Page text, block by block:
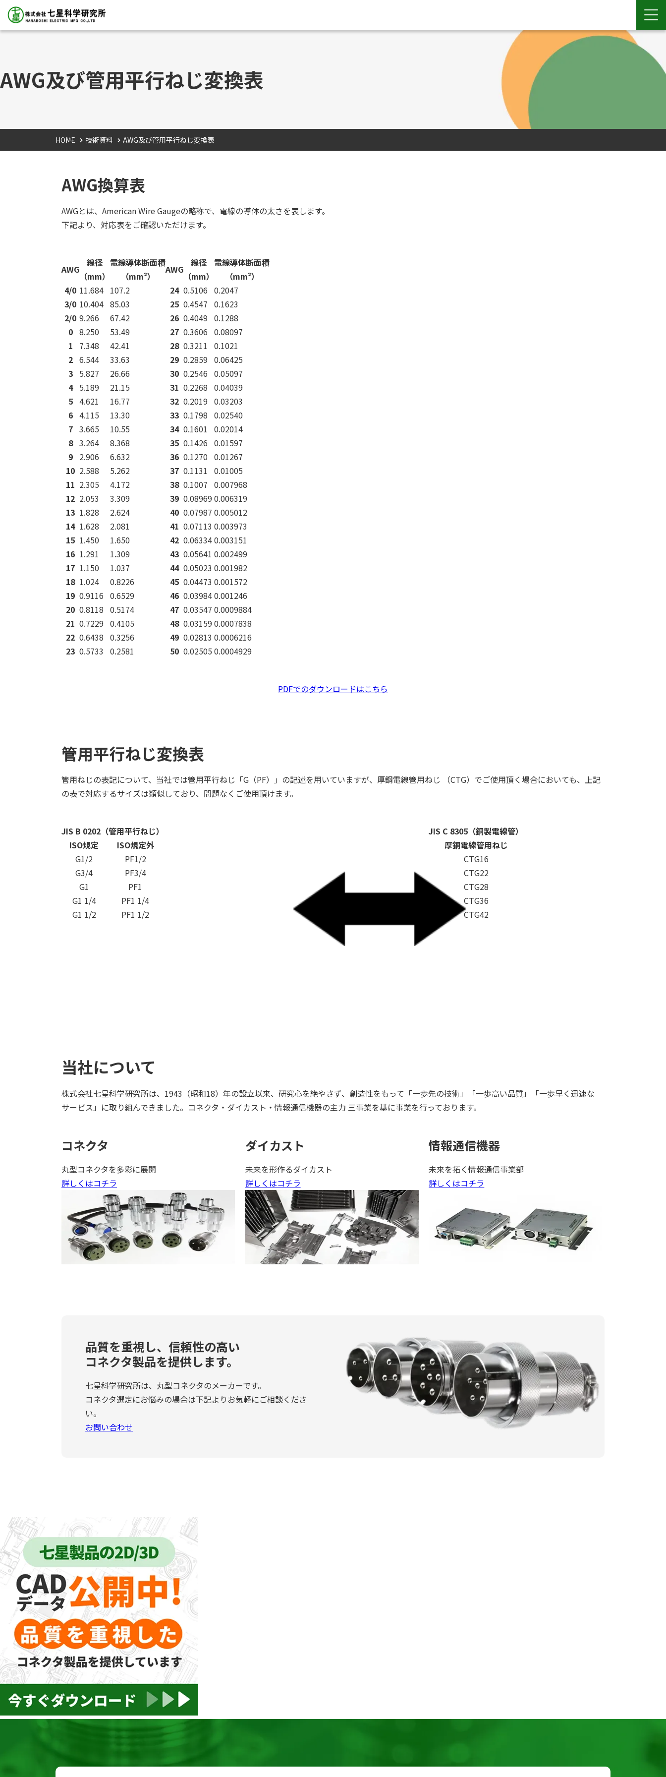
AWG及び管用平行ねじ変換表
HOME 技術資料 AWG及び管用平行ねじ変換表
AWG換算表
AWGとは、American Wire Gaugeの略称で、電線の導体の太さを表します。
下記より、対応表をご確認いただけます。
AWG
線径
（mm）
電線導体断面積
（mm²）
AWG
線径
（mm）
電線導体断面積
（mm²）
4/0 11.684 107.2 24 0.5106 0.2047
3/0 10.404 85.03 25 0.4547 0.1623
2/0 9.266 67.42 26 0.4049 0.1288
0 8.250 53.49 27 0.3606 0.08097
1
7.348 42.41 28 0.3211
0.1021
2 6.544 33.63 29 0.2859 0.06425
3
5.827 26.66 30 0.2546 0.05097
4
5.189 21.15 31 0.2268 0.04039
5 4.621 16.77 32 0.2019 0.03203
6 4.115 13.30 33 0.1798 0.02540
7 3.665 10.55 34 0.1601
0.02014
8 3.264 8.368 35 0.1426 0.01597
9
2.906 6.632 36 0.1270 0.01267
10 2.588 5.262 37 0.1131
0.01005
11 2.305 4.172 38 0.1007 0.007968
12 2.053 3.309 39 0.089690.006319
13 1.828 2.624 40 0.07987 0.005012
14 1.628 2.081 41 0.07113 0.003973
15 1.450 1.650 42 0.063340.003151
16 1.291 1.309 43 0.05641 0.002499
17 1.150 1.037 44 0.05023 0.001982
18 1.024 0.8226 45 0.04473 0.001572
19 0.9116 0.6529 46 0.039840.001246
20 0.8118 0.5174 47 0.03547 0.0009884
21 0.7229 0.4105 48 0.031590.0007838
22 0.6438 0.3256 49 0.02813 0.0006216
23 0.5733 0.2581 50 0.02505 0.0004929
PDFでのダウンロードはこちら
管用平行ねじ変換表
管用ねじの表記について、当社では管用平行ねじ「G（PF）」の記述を用いていますが、厚鋼電線管用ねじ （CTG）でご使用頂く場合においても、上記
の表で対応するサイズは類似しており、問題なくご使用頂けます。
JIS B 0202（管用平行ねじ）
ISO規定
ISO規定外
G1/2
PF1/2
G3/4
PF3/4
G1
PF1
G1 1/4
PF1 1/4
G1 1/2
PF1 1/2
JIS C 8305（銅製電線管）
厚銅電線管用ねじ
CTG16
CTG22
CTG28
CTG36
CTG42
当社について
株式会社七星科学研究所は、1943（昭和18）年の設立以来、研究心を絶やさず、創造性をもって「一歩先の技術」「一歩高い品質」「一歩早く迅速な
サービス」に取り組んできました。コネクタ・ダイカスト・情報通信機器の主力 三事業を基に事業を行っております。
コネクタ
丸型コネクタを多彩に展開
詳しくはコチラ
ダイカスト
未来を形作るダイカスト
詳しくはコチラ
情報通信機器
未来を拓く情報通信事業部
詳しくはコチラ
品質を重視し、信頼性の高い
コネクタ製品を提供します。
七星科学研究所は、丸型コネクタのメーカーです。
コネクタ選定にお悩みの場合は下記よりお気軽にご相談くださ
い。
お問い合わせ